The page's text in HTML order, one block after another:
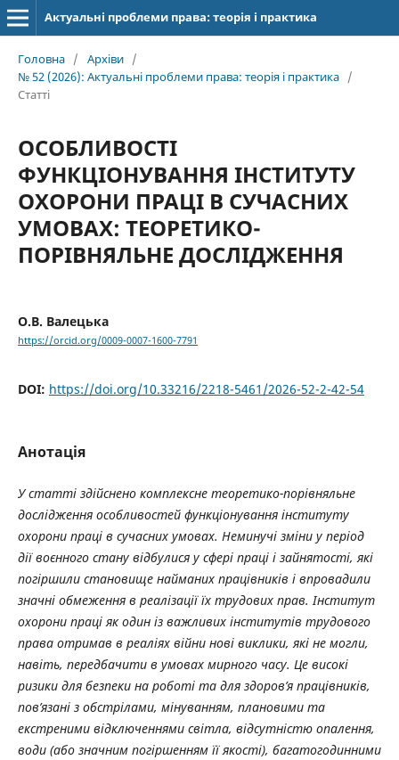
Актуальні проблеми права: теорія і практика
Головна / Архіви /
№ 52 (2026): Актуальні проблеми права: теорія і практика /
Статті
ОСОБЛИВОСТІ
ФУНКЦІОНУВАННЯ ІНСТИТУТУ
ОХОРОНИ ПРАЦІ В СУЧАСНИХ
УМОВАХ: ТЕОРЕТИКО-
ПОРІВНЯЛЬНЕ ДОСЛІДЖЕННЯ
О.В. Валецька
https://orcid.org/0009-0007-1600-7791
DOI: https://doi.org/10.33216/2218-5461/2026-52-2-42-54
Анотація
У статті здійснено комплексне теоретико-порівняльне
дослідження особливостей функціонування інституту
охорони праці в сучасних умовах. Неминучі зміни у період
дії воєнного стану відбулися у сфері праці і зайнятості, які
погіршили становище найманих працівників і впровадили
значні обмеження в реалізації їх трудових прав. Інститут
охорони праці як один із важливих інститутів трудового
права отримав в реаліях війни нові виклики, які не могли,
навіть, передбачити в умовах мирного часу. Це високі
ризики для безпеки на роботі та для здоров’я працівників,
пов’язані з обстрілами, мінуванням, плановими та
екстреними відключеннями світла, відсутністю опалення,
води (або значним погіршенням її якості), багатогодинними